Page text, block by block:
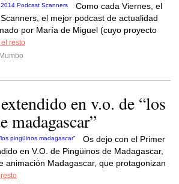
Como cada Viernes, el
el mejor podcast de actualidad
por María de Miguel (cuyo proyecto
el resto
Mumbo
en v.o. de “los
madagascar”
Os dejo con el Primer
en V.O. de Pingüinos de Madagascar,
animación Madagascar, que protagonizan